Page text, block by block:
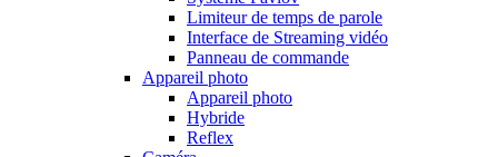
Limiteur de temps de parole
Interface de Streaming vidéo
Panneau de commande
Appareil photo
Appareil photo
Hybride
Reflex